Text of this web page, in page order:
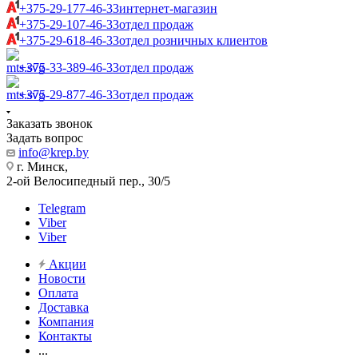
+375-29-177-46-33интернет-магазин
+375-29-107-46-33отдел продаж
+375-29-618-46-33отдел розничных клиентов
+375-33-389-46-33отдел продаж
+375-29-877-46-33отдел продаж
Заказать звонок
Задать вопрос
info@krep.by
г. Минск,
2-ой Велосипедный пер., 30/5
Telegram
Viber
Viber
Акции
Новости
Оплата
Доставка
Компания
Контакты
...